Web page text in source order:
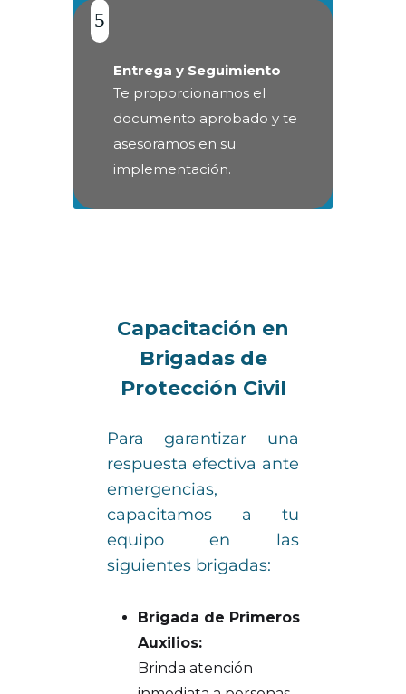
5
Entrega y Seguimiento
Te proporcionamos el
documento aprobado y te
asesoramos en su
implementación.
Capacitación en
Brigadas de
Protección Civil
Para garantizar una
respuesta efectiva ante
emergencias,
capacitamos a tu
equipo en las
siguientes brigadas:
Brigada de Primeros
Auxilios:
Brinda atención